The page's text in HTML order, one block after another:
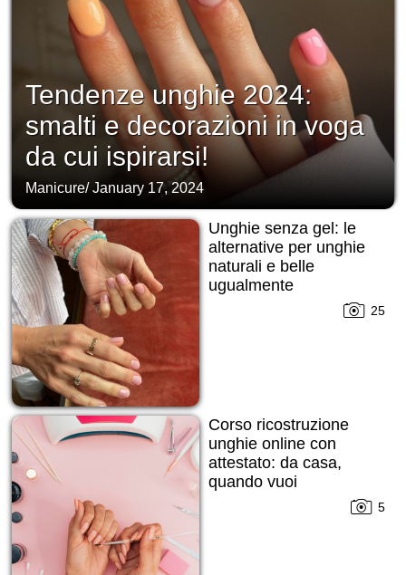
Tendenze unghie 2024:
smalti e decorazioni in voga
da cui ispirarsi!
Manicure/January 17, 2024
Unghie senza gel: le
alternative per unghie
naturali e belle
ugualmente
25
Corso ricostruzione
unghie online con
attestato: da casa,
quando vuoi
5